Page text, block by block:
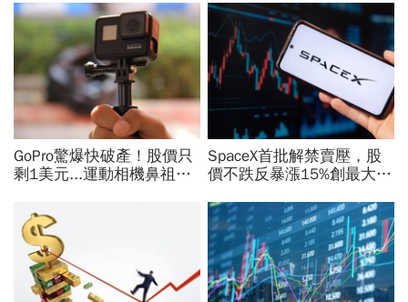
GoPro驚爆快破產！股價只
剩1美元...運動相機鼻祖為
擊：記憶體價格太失控
SpaceX首批解禁賣壓，股
價不跌反暴漲15%創最大漲
標價：有6成上漲空間